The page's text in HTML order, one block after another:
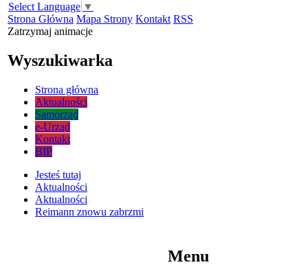
Select Language ▼
Strona Główna Mapa Strony Kontakt RSS
Zatrzymaj animacje
Wyszukiwarka
Strona główna
Aktualności
Samorząd
e-Urząd
Kontakt
BIP
Jesteś tutaj
Aktualności
Aktualności
Reimann znowu zabrzmi
Menu